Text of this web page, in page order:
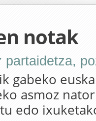
notak
partaidetza,
gabeko
asmoz
edo